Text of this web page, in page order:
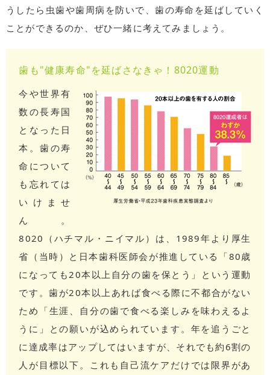
うしたら虫歯や歯周病を防いで、歯の寿命を延ばしていく
ことができるのか、ぜひ一緒に考えてみましょう。
歯も"健康寿命"を延ばさなきゃ！8020運動
今や世界有
数の長寿国
となった日
本。歯の寿
命について
も忘れては
いけませ
ん。
8020（ハチマル・ニイマル）は、1989年より厚生
省（当時）と日本歯科医師会が推進している「80歳
になっても20本以上自分の歯を保とう」という運動
です。歯が20本以上あれば食べる際に不都合がない
ため「生涯、自分の歯で食べる楽しみを味わえるよ
うに」との願いが込められています。年を追うごと
に達成率はアップしてはいますが、それでも約6割の
人が目標以下。これも自己流ケアだけでは限界があ